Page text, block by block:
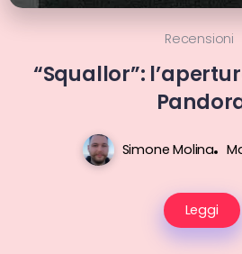
Recensioni
“Squallor”:
Simone Molina
Leggi